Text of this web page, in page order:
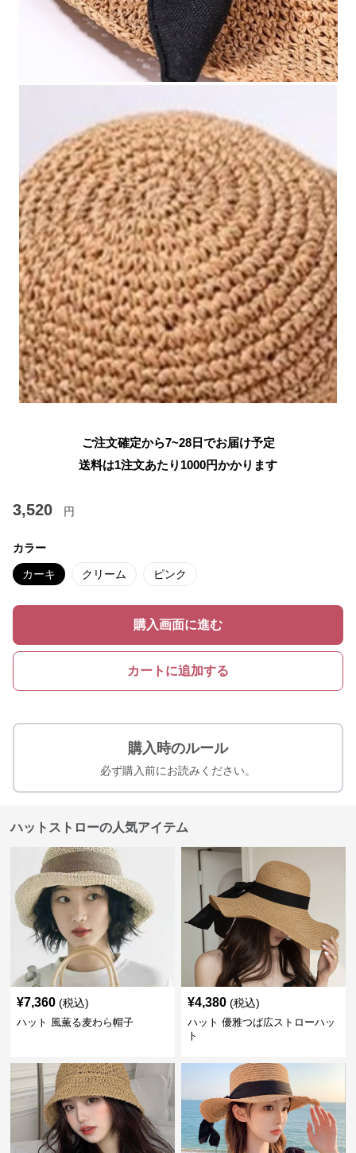
ご注文確定から7~28日でお届け予定
送料は1注文あたり 1000円かかります
3,520 円
カラー
カーキ クリーム ピンク
購入画面に進む
カートに追加する
購入時のルール
必ず購入前にお読みください。
ハットストローの人気アイテム
¥7,360 (税込)
ハット 風薫る麦わら帽子
¥4,380 (税込)
ハット 優雅つば広ストローハッ
ト